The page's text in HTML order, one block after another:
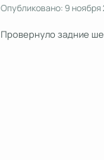
Опубликовано:9 ноября
Провернуло задние